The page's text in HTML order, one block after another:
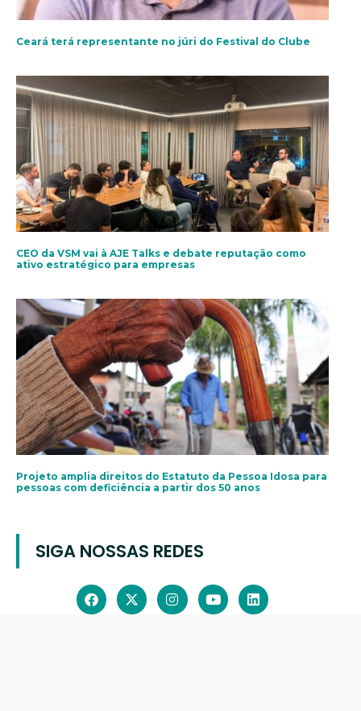
Ceará terá representante no júri do Festival do Clube
CEO da VSM vai à AJE Talks e debate reputação como
ativo estratégico para empresas
Projeto amplia direitos do Estatuto da Pessoa Idosa para
pessoas com deficiência a partir dos 50 anos
SIGA NOSSAS REDES